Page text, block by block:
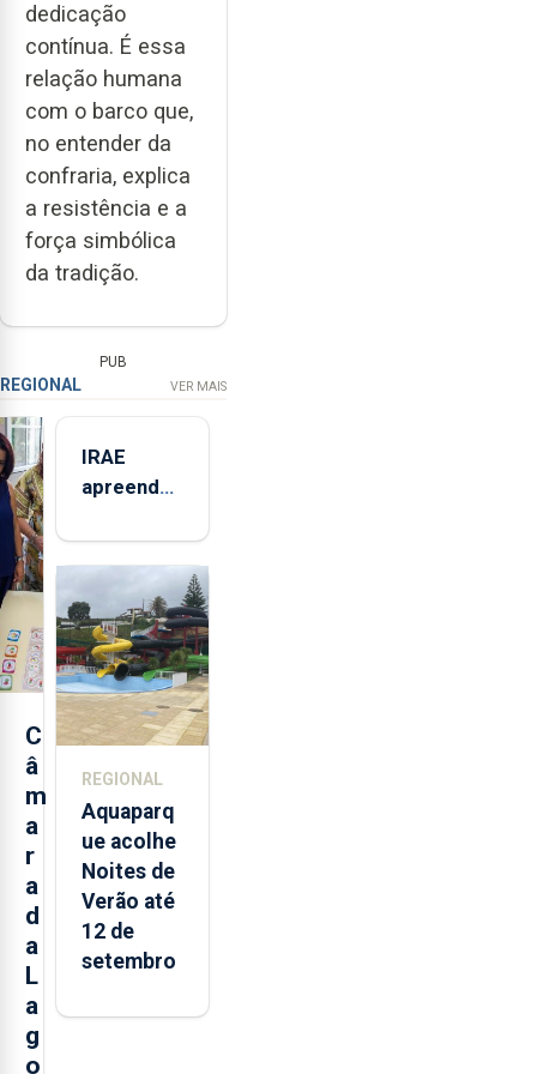
dedicação
contínua. É essa
relação humana
com o barco que,
no entender da
confraria, explica
a resistência e a
força simbólica
da tradição.
PUB
REGIONAL VER MAIS
C
â
m
a
r
a
d
a
L
a
g
o
IRAE
apreendeu
toneladas
de
alimentos
entre
2021 e
2025 nos
Açores
REGIONAL
Aquaparq
ue acolhe
Noites de
Verão até
12 de
setembro